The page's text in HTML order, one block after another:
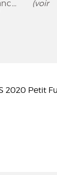
... (voir
2020 Petit